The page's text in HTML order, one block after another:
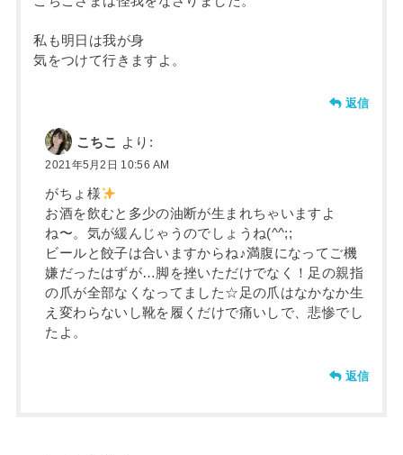
私も明日は我が身
気をつけて行きますよ。
返信
こちこ より:
2021年5月2日 10:56 AM
がちょ様
お酒を飲むと多少の油断が生まれちゃいますよ
ね〜。気が緩んじゃうのでしょうね(^^;;
ビールと餃子は合いますからね♪満腹になってご機
嫌だったはずが…脚を挫いただけでなく！足の親指
の爪が全部なくなってました☆足の爪はなかなか生
え変わらないし靴を履くだけで痛いしで、悲惨でし
たよ。
返信